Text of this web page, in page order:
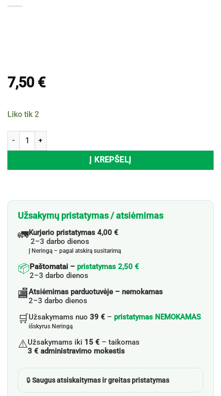
7,50 €
Liko tik 2
produkto kiekis: Maisto indelių rinkinys LOWENTHAL, 3 vnt.
Į KREPŠELĮ
Užsakymų pristatymas / atsiėmimas
🚛Kurjerio pristatymas 4,00 €
2–3 darbo dienos
Į Neringą – pagal atskirą susitarimą
📦Paštomatai – pristatymas 2,50 €
2–3 darbo dienos
🏬Atsiėmimas parduotuvėje – nemokamas
2–3 darbo dienos
🛒Užsakymams nuo 39 € – pristatymas NEMOKAMAS
išskyrus Neringą
⚠️Užsakymams iki 15 € – taikomas
3 € administravimo mokestis
🔒Saugus atsiskaitymas ir greitas pristatymas